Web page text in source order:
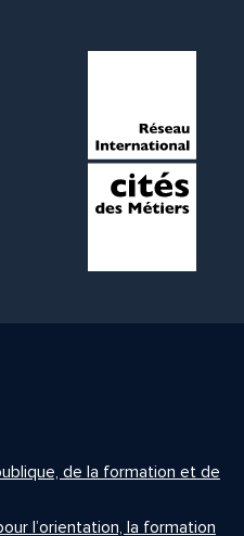
de la formation et de
l’orientation, la formation